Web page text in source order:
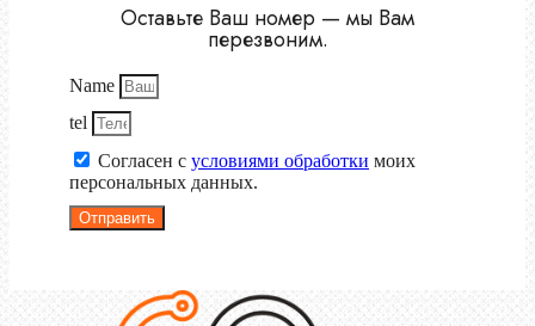
Оставьте Ваш номер — мы Вам
перезвоним.
Name
tel
Согласен с условиями обработки моих
персональных данных.
Отправить